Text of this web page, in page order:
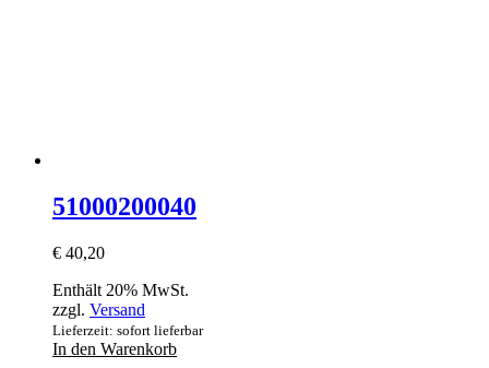
51000200040
€ 40,20
Enthält 20% MwSt.
zzgl. Versand
Lieferzeit: sofort lieferbar
In den Warenkorb